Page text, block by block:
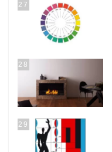
27
28
29